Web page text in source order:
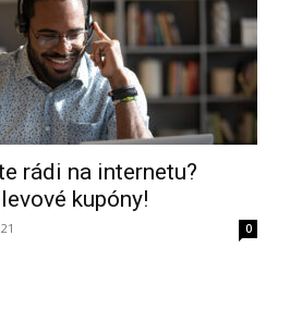
rádi na internetu?
kupóny!
0